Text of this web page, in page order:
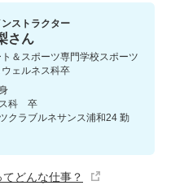
ストラクター
さん
＆スポーツ専門学校スポーツ
ェルネス科卒
ス科 卒
クラブルネサンス浦和24 勤
どんな仕事？